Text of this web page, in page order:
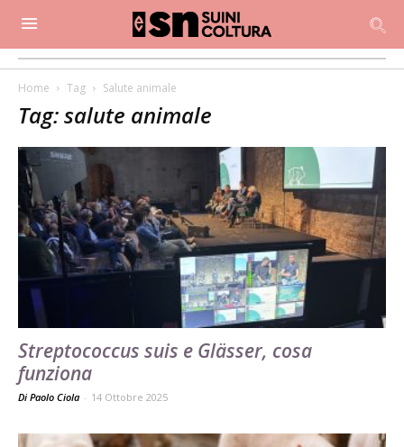
Home Tag Salute animale
Tag: salute animale
Streptococcus suis e Glässer, cosa
funziona
Di Paolo Ciola - 14 Ottobre 2025